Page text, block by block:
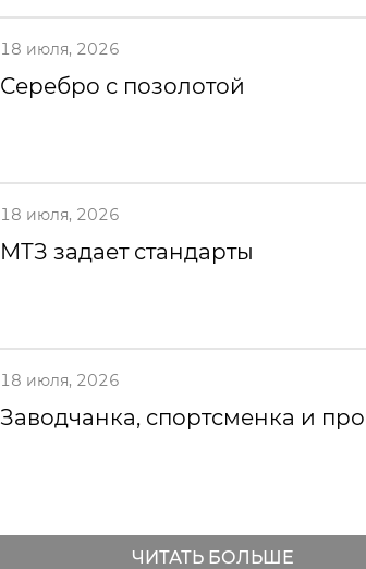
18 июля, 2026
Серебро с позолотой
18 июля, 2026
МТЗ задает стандарты
18 июля, 2026
Заводчанка, спортсменка и
ЧИТАТЬ БОЛЬШЕ